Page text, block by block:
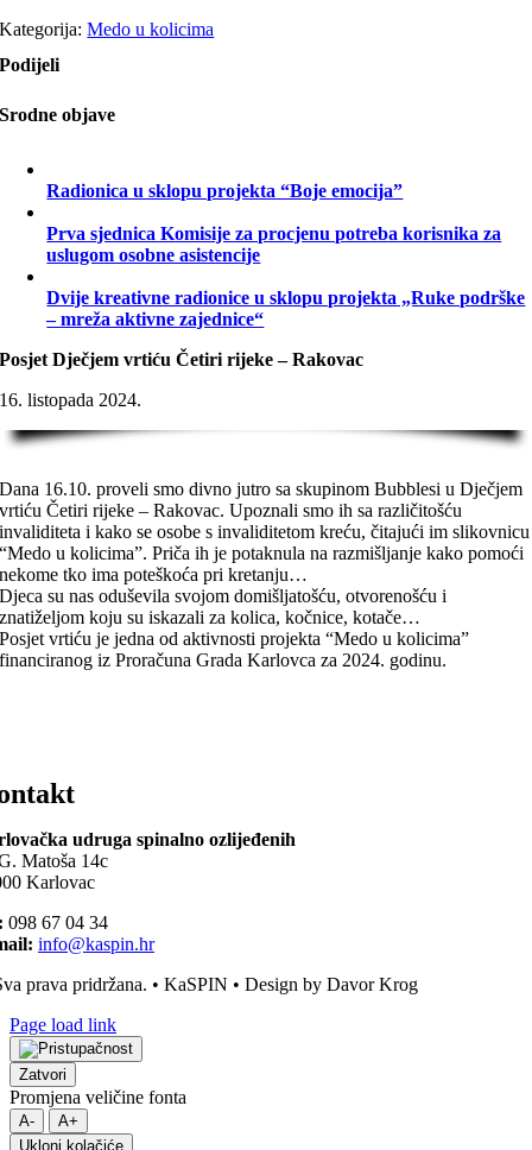
Kategorija:Medo u kolicima
Podijeli
Srodne objave
Radionica u sklopu projekta “Boje emocija”
Prva sjednica Komisije za procjenu potreba korisnika za
uslugom osobne asistencije
Dvije kreativne radionice u sklopu projekta „Ruke podrške
– mreža aktivne zajednice“
Posjet Dječjem vrtiću Četiri rijeke – Rakovac
16. listopada 2024.
Dana 16.10. proveli smo divno jutro sa skupinom Bubblesi u Dječjem
vrtiću Četiri rijeke – Rakovac. Upoznali smo ih sa različitošću
invaliditeta i kako se osobe s invaliditetom kreću, čitajući im slikovnicu
“Medo u kolicima”. Priča ih je potaknula na razmišljanje kako pomoći
nekome tko ima poteškoća pri kretanju…
Djeca su nas oduševila svojom domišljatošću, otvorenošću i
znatiželjom koju su iskazali za kolica, kočnice, kotače…
Posjet vrtiću je jedna od aktivnosti projekta “Medo u kolicima”
financiranog iz Proračuna Grada Karlovca za 2024. godinu.
udruga spinalno ozlijeđenih
Matoša 14c
Karlovac
098 67 04 34
info@kaspin.hr
prava pridržana. • KaSPIN • Design by Davor Krog
Page load link
Zatvori
Promjena veličine fonta
A-
A+
Ukloni kolačiće